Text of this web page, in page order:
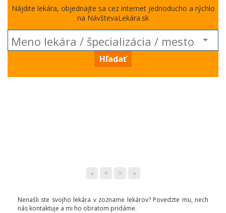
Nájdite lekára, objednajte sa cez internet jednoducho a rýchlo
na NávštevaLekára.sk
Hľadať
« < > »
Nenašli ste svojho lekára v zozname lekárov? Povedzte mu, nech
nás kontaktuje a mi ho obratom pridáme.